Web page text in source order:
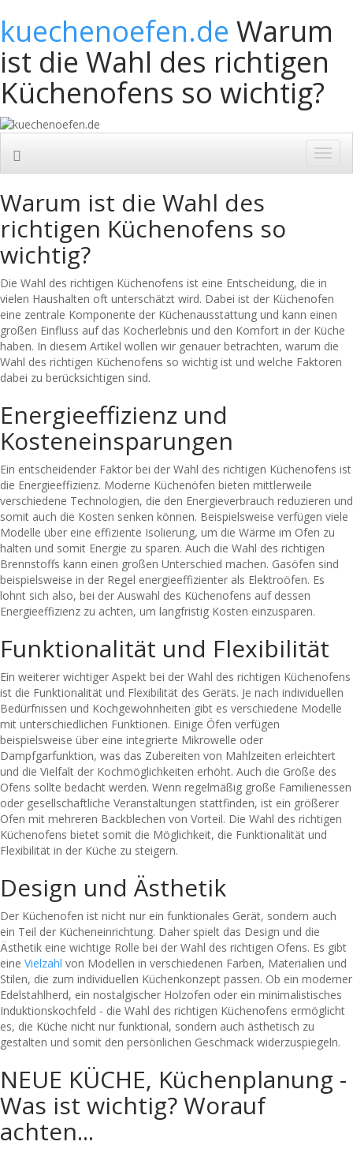
kuechenoefen.de Warum
ist die Wahl des richtigen
Küchenofens so wichtig?
Warum ist die Wahl des
richtigen Küchenofens so
wichtig?
Die Wahl des richtigen Küchenofens ist eine Entscheidung, die in
vielen Haushalten oft unterschätzt wird. Dabei ist der Küchenofen
eine zentrale Komponente der Küchenausstattung und kann einen
großen Einfluss auf das Kocherlebnis und den Komfort in der Küche
haben. In diesem Artikel wollen wir genauer betrachten, warum die
Wahl des richtigen Küchenofens so wichtig ist und welche Faktoren
dabei zu berücksichtigen sind.
Energieeffizienz und
Kosteneinsparungen
Ein entscheidender Faktor bei der Wahl des richtigen Küchenofens ist
die Energieeffizienz. Moderne Küchenöfen bieten mittlerweile
verschiedene Technologien, die den Energieverbrauch reduzieren und
somit auch die Kosten senken können. Beispielsweise verfügen viele
Modelle über eine effiziente Isolierung, um die Wärme im Ofen zu
halten und somit Energie zu sparen. Auch die Wahl des richtigen
Brennstoffs kann einen großen Unterschied machen. Gasöfen sind
beispielsweise in der Regel energieeffizienter als Elektroöfen. Es
lohnt sich also, bei der Auswahl des Küchenofens auf dessen
Energieeffizienz zu achten, um langfristig Kosten einzusparen.
Funktionalität und Flexibilität
Ein weiterer wichtiger Aspekt bei der Wahl des richtigen Küchenofens
ist die Funktionalität und Flexibilität des Geräts. Je nach individuellen
Bedürfnissen und Kochgewohnheiten gibt es verschiedene Modelle
mit unterschiedlichen Funktionen. Einige Öfen verfügen
beispielsweise über eine integrierte Mikrowelle oder
Dampfgarfunktion, was das Zubereiten von Mahlzeiten erleichtert
und die Vielfalt der Kochmöglichkeiten erhöht. Auch die Größe des
Ofens sollte bedacht werden. Wenn regelmäßig große Familienessen
oder gesellschaftliche Veranstaltungen stattfinden, ist ein größerer
Ofen mit mehreren Backblechen von Vorteil. Die Wahl des richtigen
Küchenofens bietet somit die Möglichkeit, die Funktionalität und
Flexibilität in der Küche zu steigern.
Design und Ästhetik
Der Küchenofen ist nicht nur ein funktionales Gerät, sondern auch
ein Teil der Kücheneinrichtung. Daher spielt das Design und die
Ästhetik eine wichtige Rolle bei der Wahl des richtigen Ofens. Es gibt
eine Vielzahl von Modellen in verschiedenen Farben, Materialien und
Stilen, die zum individuellen Küchenkonzept passen. Ob ein moderner
Edelstahlherd, ein nostalgischer Holzofen oder ein minimalistisches
Induktionskochfeld - die Wahl des richtigen Küchenofens ermöglicht
es, die Küche nicht nur funktional, sondern auch ästhetisch zu
gestalten und somit den persönlichen Geschmack widerzuspiegeln.
NEUE KÜCHE, Küchenplanung -
Was ist wichtig? Worauf
achten...